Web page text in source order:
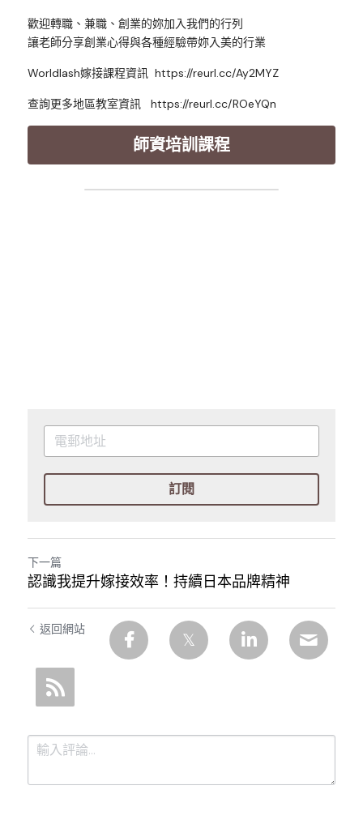
歡迎轉職、兼職、創業的妳加入我們的行列
讓老師分享創業心得與各種經驗帶妳入美的行業
Worldlash嫁接課程資訊 https://reurl.cc/Ay2MYZ
查詢更多地區教室資訊 https://reurl.cc/ROeYQn
師資培訓課程
訂閱
下一篇
認識我提升嫁接效率！持續日本品牌精神
返回網站